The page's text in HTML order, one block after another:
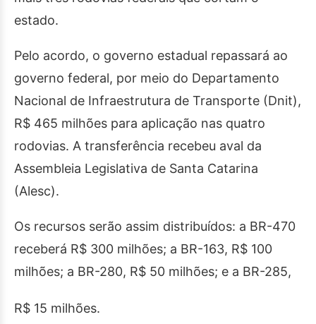
estado.
Pelo acordo, o governo estadual repassará ao
governo federal, por meio do Departamento
Nacional de Infraestrutura de Transporte (Dnit),
R$ 465 milhões para aplicação nas quatro
rodovias. A transferência recebeu aval da
Assembleia Legislativa de Santa Catarina
(Alesc).
Os recursos serão assim distribuídos: a BR-470
receberá R$ 300 milhões; a BR-163, R$ 100
milhões; a BR-280, R$ 50 milhões; e a BR-285,
R$ 15 milhões.